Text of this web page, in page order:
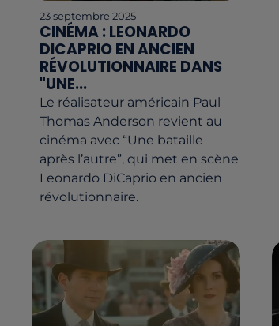
23 septembre 2025
CINÉMA : LEONARDO
DICAPRIO EN ANCIEN
RÉVOLUTIONNAIRE DANS
"UNE...
Le réalisateur américain Paul
Thomas Anderson revient au
cinéma avec “Une bataille
après l’autre”, qui met en scène
Leonardo DiCaprio en ancien
révolutionnaire.